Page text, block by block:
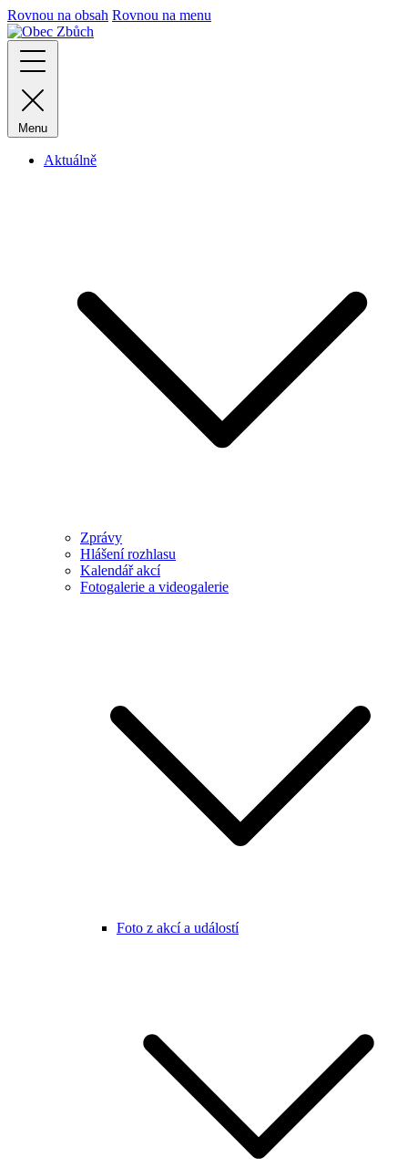
Rovnou na obsah Rovnou na menu
Menu
Aktuálně
Zprávy
Hlášení rozhlasu
Kalendář akcí
Fotogalerie a videogalerie
Foto z akcí a událostí